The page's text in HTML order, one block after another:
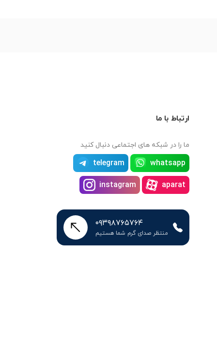
ارتباط با ما
ما را در شبکه های اجتماعی دنبال کنید
whatsapp
telegram
aparat
instagram
۰۹۳۹۸۷۶۵۷۶۴
منتظر صدای گرم شما هستیم